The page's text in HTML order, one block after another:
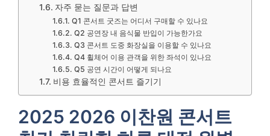
자주 묻는 질문과 답변
Q1 콘서트 굿즈는 어디서 구매할 수 있나요
Q2 공연장 내 음식물 반입이 가능한가요
Q3 콘서트 도중 화장실을 이용할 수 있나요
Q4 휠체어 이용 관객을 위한 좌석이 있나요
Q5 공연 시간이 어떻게 되나요
비용 효율적인 콘서트 즐기기
2025 2026 이찬원 콘서트